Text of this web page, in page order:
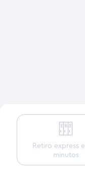
Retiro express
minutos